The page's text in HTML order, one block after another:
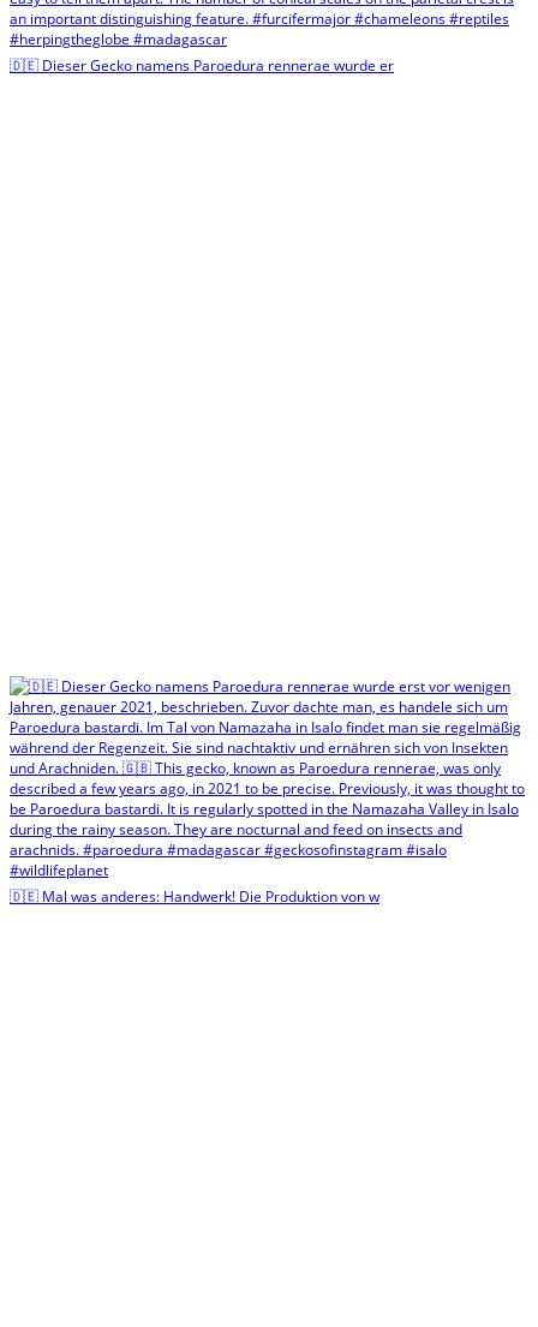
🇩🇪 Dieser Gecko namens Paroedura rennerae wurde er
🇩🇪 Mal was anderes: Handwerk! Die Produktion von w